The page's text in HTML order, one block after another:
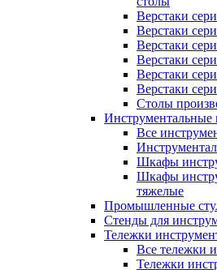
Верстаки
Верстаки
Верстаки
Верстаки
Верстаки
Верстаки
Столы
Все
Шкафы
Шкафы
тяжелые
Промышленные
Стенды для
Тележки
Все тележки
Тележки